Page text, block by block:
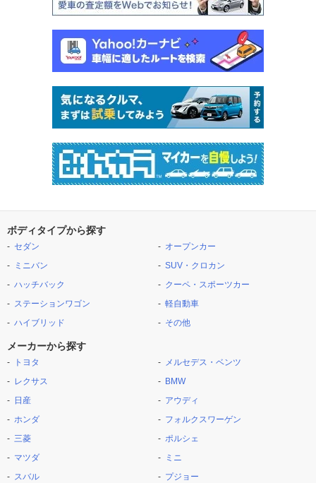
ボディタイプから探す
セダン
ミニバン
ハッチバック
ステーションワゴン
ハイブリッド
オープンカー
SUV・クロカン
クーペ・スポーツカー
軽自動車
その他
メーカーから探す
トヨタ
レクサス
日産
ホンダ
三菱
マツダ
スバル
メルセデス・ベンツ
BMW
アウディ
フォルクスワーゲン
ポルシェ
ミニ
プジョー